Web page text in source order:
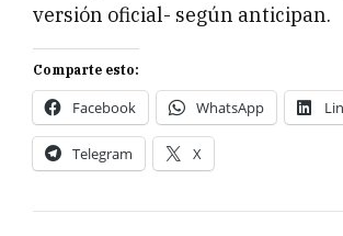
versión oficial- según anticipan.
Comparte esto:
Facebook WhatsApp
Telegram X